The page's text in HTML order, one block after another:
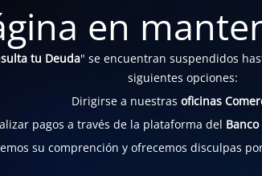
en
tu Deuda" se encuentran suspendidos
siguientes opciones:
Dirigirse a nuestras oficinas
pagos a través de la plataforma del
su comprención y ofrecemos disculpas